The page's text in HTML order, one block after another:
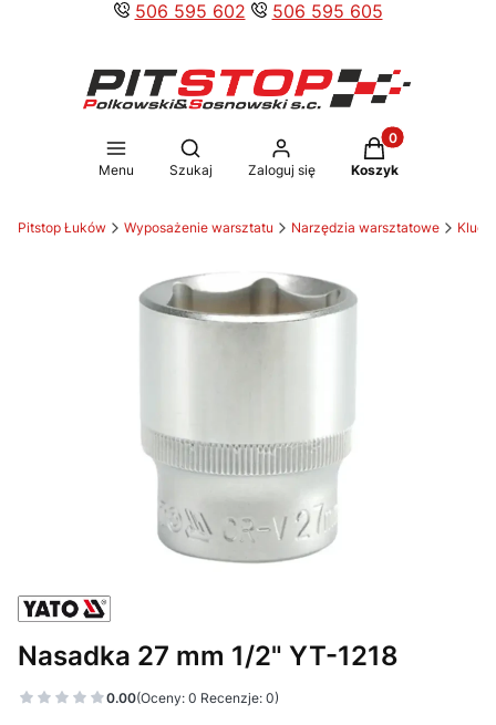
506 595 602 506 595 605
Menu
Otwórz wyszukiwarkę
Szukaj Zaloguj się
Produkty w
Koszyk
Pitstop Łuków Wyposażenie warsztatu Narzędzia warsztatowe
Nasadka 27 mm 1/2" YT-1218
0.00(Oceny: 0 Recenzje: 0)